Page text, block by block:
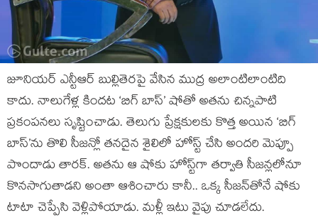
జూనియర్ ఎన్టీఆర్ బుల్లితెరపై వేసిన ముద్ర అలాంటిలాంటిది
కాదు. నాలుగేళ్ల కిందట ‘బిగ్ బాస్’ షోతో అతను చిన్నపాటి
ప్రకంపనలు సృష్టించాడు. తెలుగు ప్రేక్షకులకు కొత్త అయిన ‘బిగ్
బాస్’ను తొలి సీజన్లో తనదైన శైలిలో హోస్ట్ చేసి అందరి మెప్పూ
పొందాడు తారక్. అతను ఆ షోకు హోస్ట్‌గా తర్వాతి సీజన్లలోనూ
కొనసాగుతాడని అంతా ఆశించారు కానీ.. ఒక్క సీజన్‌తోనే షోకు
టాటా చెప్పేసి వెళ్లిపోయాడు. మళ్లీ ఇటు వైపు చూడలేదు.